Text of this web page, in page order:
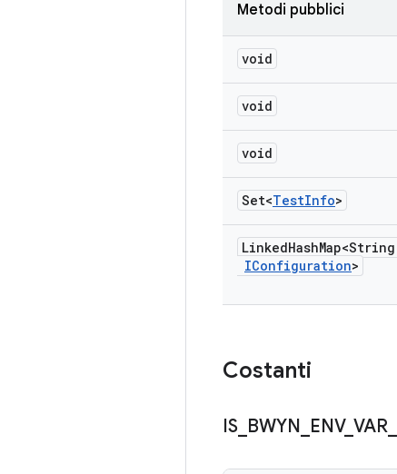
Metodi pubblici
void
void
void
Set<TestInfo>
LinkedHashMap<String
IConfiguration>
Costanti
IS BWYN ENV_ VAR